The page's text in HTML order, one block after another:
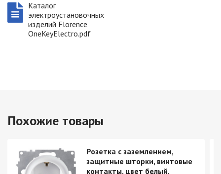
Каталог
электроустановочных
изделий Florence
OneKeyElectro.pdf
Похожие товары
Розетка с заземлением,
защитные шторки, винтовые
контакты, цвет белый,